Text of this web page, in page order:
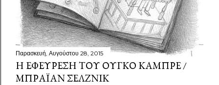
Παρασκευή, Αυγούστου 28, 2015
Η ΕΦΕΎΡΕΣΗ ΤΟΥ ΟΎΓΚΟ ΚΑΜΠΡΈ /
ΜΠΡΆΙΑΝ ΣΈΛΖΝΙΚ